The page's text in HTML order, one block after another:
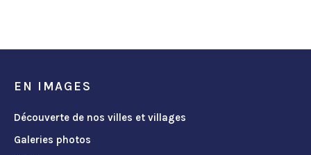
EN IMAGES
Découverte de nos villes et villages
Galeries photos